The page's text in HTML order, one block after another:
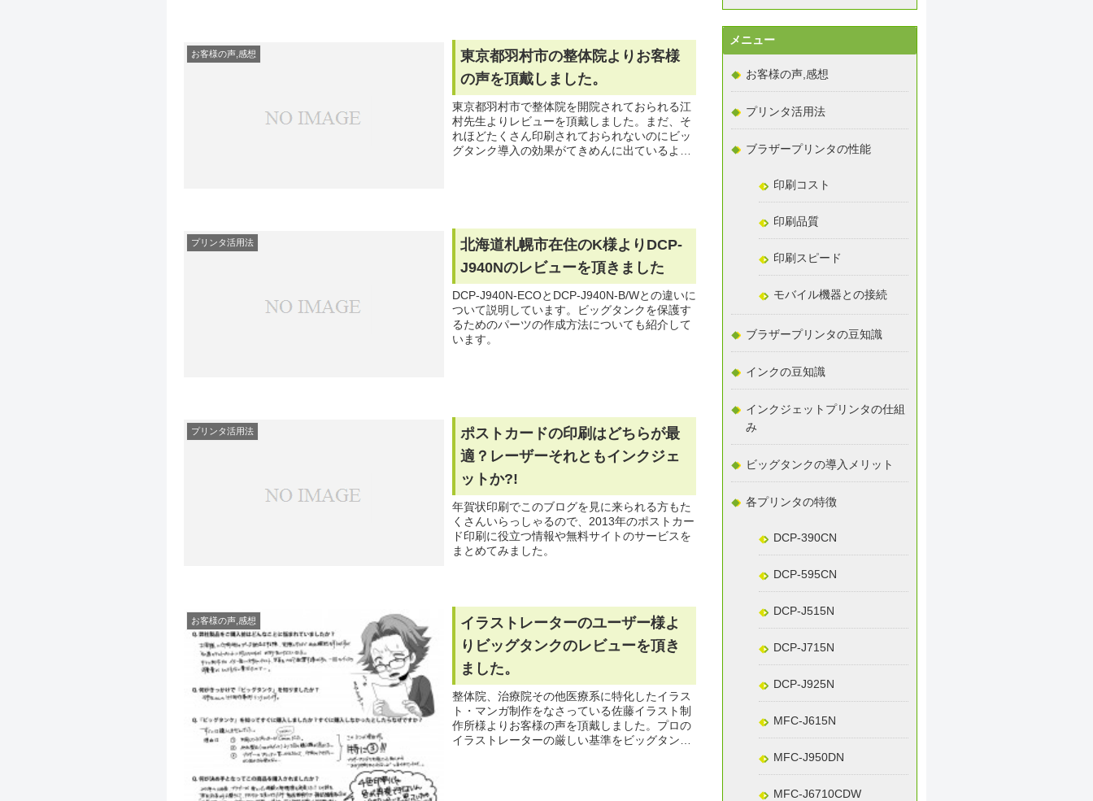
お客様の声,感想
東京都羽村市の整体院よりお客様
の声を頂戴しました。
東京都羽村市で整体院を開院されておられる江
村先生よりレビューを頂戴しました。まだ、そ
れほどたくさん印刷されておられないのにビッ
グタンク導入の効果がてきめんに出ているよう
プリンタ活用法
北海道札幌市在住のK様よりDCP-
J940Nのレビューを頂きました
DCP-J940N-ECOとDCP-J940N-B/Wとの違いに
ついて説明しています。ビッグタンクを保護す
るためのパーツの作成方法についても紹介して
います。
プリンタ活用法
ポストカードの印刷はどちらが最
適？レーザーそれともインクジェ
ットか?!
年賀状印刷でこのブログを見に来られる方もた
くさんいらっしゃるので、2013年のポストカー
ド印刷に役立つ情報や無料サイトのサービスを
まとめてみました。
お客様の声,感想
イラストレーターのユーザー様よ
りビッグタンクのレビューを頂き
ました。
整体院、治療院その他医療系に特化したイラス
ト・マンガ制作をなさっている佐藤イラスト制
作所様よりお客様の声を頂戴しました。プロの
イラストレーターの厳しい基準をビッグタンク
メニュー
お客様の声,感想
プリンタ活用法
ブラザープリンタの性能
印刷コスト
印刷品質
印刷スピード
モバイル機器との接続
ブラザープリンタの豆知識
インクの豆知識
インクジェットプリンタの仕組
み
ビッグタンクの導入メリット
各プリンタの特徴
DCP-390CN
DCP-595CN
DCP-J515N
DCP-J715N
DCP-J925N
MFC-J615N
MFC-J950DN
MFC-J6710CDW